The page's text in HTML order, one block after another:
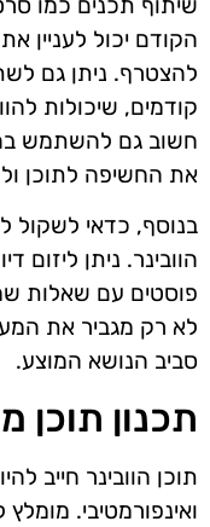
הקודם יכול לעניין
להצטרף. ניתן גם
קודמים, שיכולות
חשוב גם להשתמש
את החשיפה לתוכן
בנוסף, כדאי לשקול
הוובינר. ניתן ליזום
פוסטים עם שאלות
לא רק מגביר את
סביב הנושא המוצע.
תכנון תוכן
תוכן הוובינר חייב
ואינפורמטיבי.